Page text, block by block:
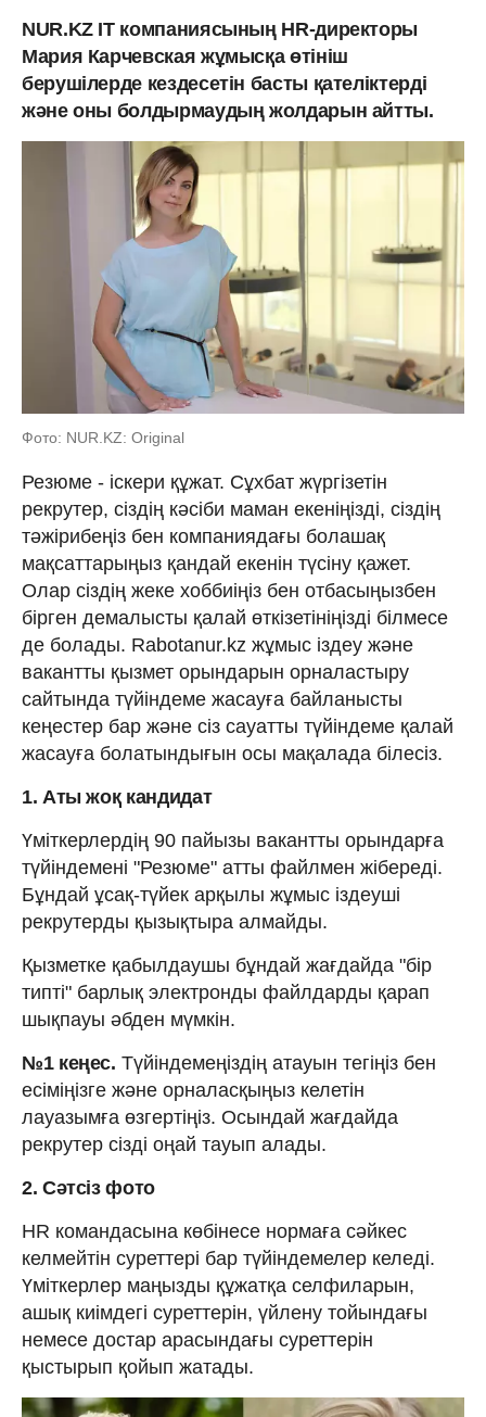
NUR.KZ IT компаниясының HR-директоры
Мария Карчевская жұмысқа өтініш
берушілерде кездесетін басты қателіктерді
және оны болдырмаудың жолдарын айтты.
Фото: NUR.KZ: Original
Резюме - іскери құжат. Сұхбат жүргізетін
рекрутер, сіздің кәсіби маман екеніңізді, сіздің
тәжірибеңіз бен компаниядағы болашақ
мақсаттарыңыз қандай екенін түсіну қажет.
Олар сіздің жеке хоббиіңіз бен отбасыңызбен
бірген демалысты қалай өткізетініңізді білмесе
де болады. Rabotanur.kz жұмыс іздеу және
вакантты қызмет орындарын орналастыру
сайтында түйіндеме жасауға байланысты
кеңестер бар және сіз сауатты түйіндеме қалай
жасауға болатындығын осы мақалада білесіз.
1. Аты жоқ кандидат
Үміткерлердің 90 пайызы вакантты орындарға
түйіндемені "Резюме" атты файлмен жібереді.
Бұндай ұсақ-түйек арқылы жұмыс іздеуші
рекрутерды қызықтыра алмайды.
Қызметке қабылдаушы бұндай жағдайда "бір
типті" барлық электронды файлдарды қарап
шықпауы әбден мүмкін.
№1 кеңес. Түйіндемеңіздің атауын тегіңіз бен
есіміңізге және орналасқыңыз келетін
лауазымға өзгертіңіз. Осындай жағдайда
рекрутер сізді оңай тауып алады.
2. Сәтсіз фото
HR командасына көбінесе нормаға сәйкес
келмейтін суреттері бар түйіндемелер келеді.
Үміткерлер маңызды құжатқа селфиларын,
ашық киімдегі суреттерін, үйлену тойындағы
немесе достар арасындағы суреттерін
қыстырып қойып жатады.